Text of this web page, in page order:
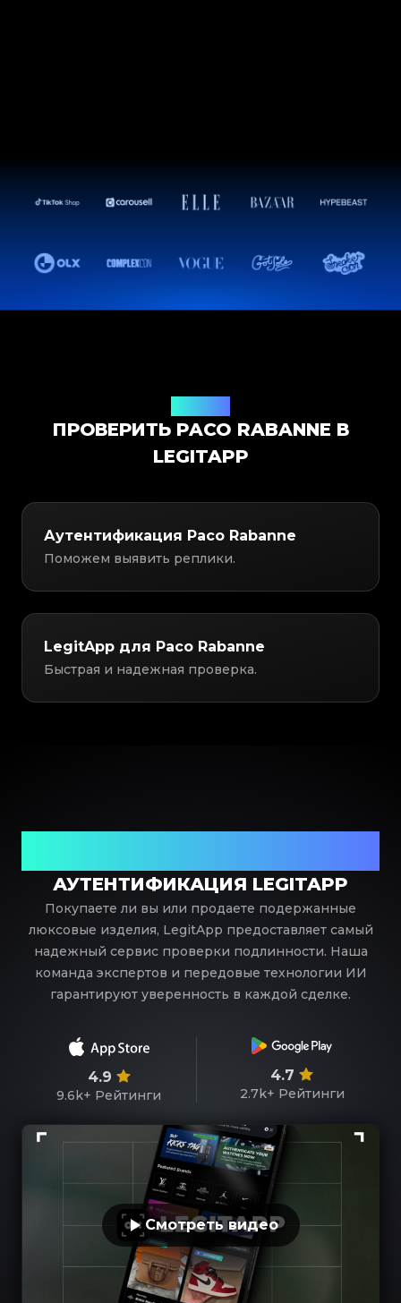
ПРОВЕРИТЬ PACO RABANNE В
LEGITAPP
Аутентификация Paco Rabanne
Поможем выявить реплики.
LegitApp для Paco Rabanne
Быстрая и надежная проверка.
АУТЕНТИФИКАЦИЯ LEGITAPP
Покупаете ли вы или продаете подержанные
люксовые изделия, LegitApp предоставляет самый
надежный сервис проверки подлинности. Наша
команда экспертов и передовые технологии ИИ
гарантируют уверенность в каждой сделке.
4.9
9.6k+ Рейтинги
4.7
2.7k+ Рейтинги
Смотреть видео